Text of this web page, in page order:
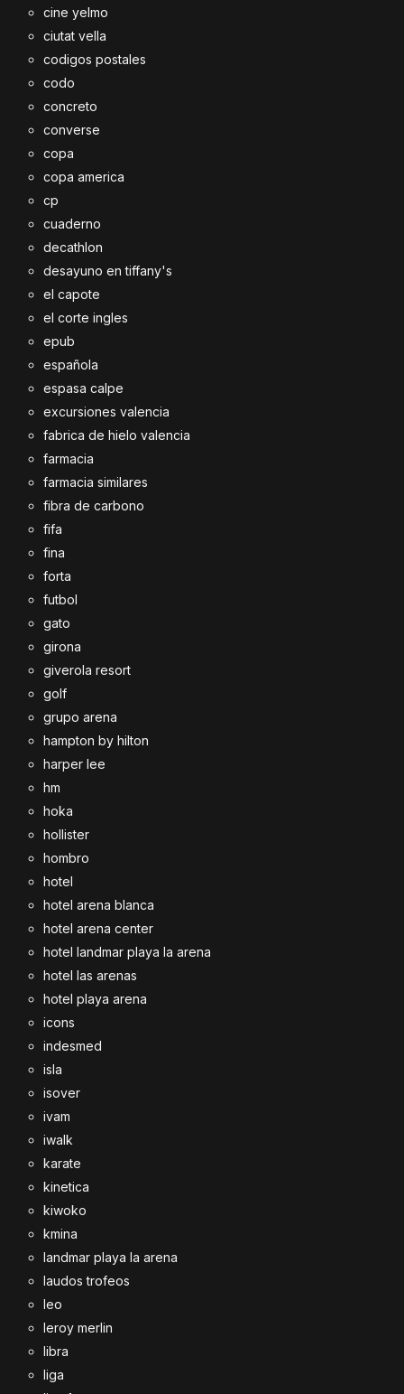
cine yelmo
ciutat vella
codigos postales
codo
concreto
converse
copa
copa america
cp
cuaderno
decathlon
desayuno en tiffany's
el capote
el corte ingles
epub
española
espasa calpe
excursiones valencia
fabrica de hielo valencia
farmacia
farmacia similares
fibra de carbono
fifa
fina
forta
futbol
gato
girona
giverola resort
golf
grupo arena
hampton by hilton
harper lee
hm
hoka
hollister
hombro
hotel
hotel arena blanca
hotel arena center
hotel landmar playa la arena
hotel las arenas
hotel playa arena
icons
indesmed
isla
isover
ivam
iwalk
karate
kinetica
kiwoko
kmina
landmar playa la arena
laudos trofeos
leo
leroy merlin
libra
liga